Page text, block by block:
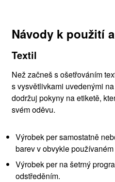
Návody k použití
Textil
Než začneš s ošetřováním
s vysvětlivkami uvedenými
dodržuj pokyny na etiketě,
svém oděvu.
Výrobek per samostatně
barev v obvykle
Výrobek per na šetrný
odstředěním.